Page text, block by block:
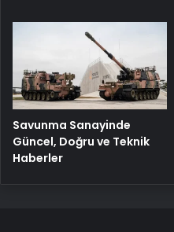
Savunma Sanayinde
Güncel, Doğru ve Teknik
Haberler